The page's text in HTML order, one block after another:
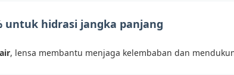
untuk hidrasi jangka panjang
, lensa membantu menjaga kelembaban dan